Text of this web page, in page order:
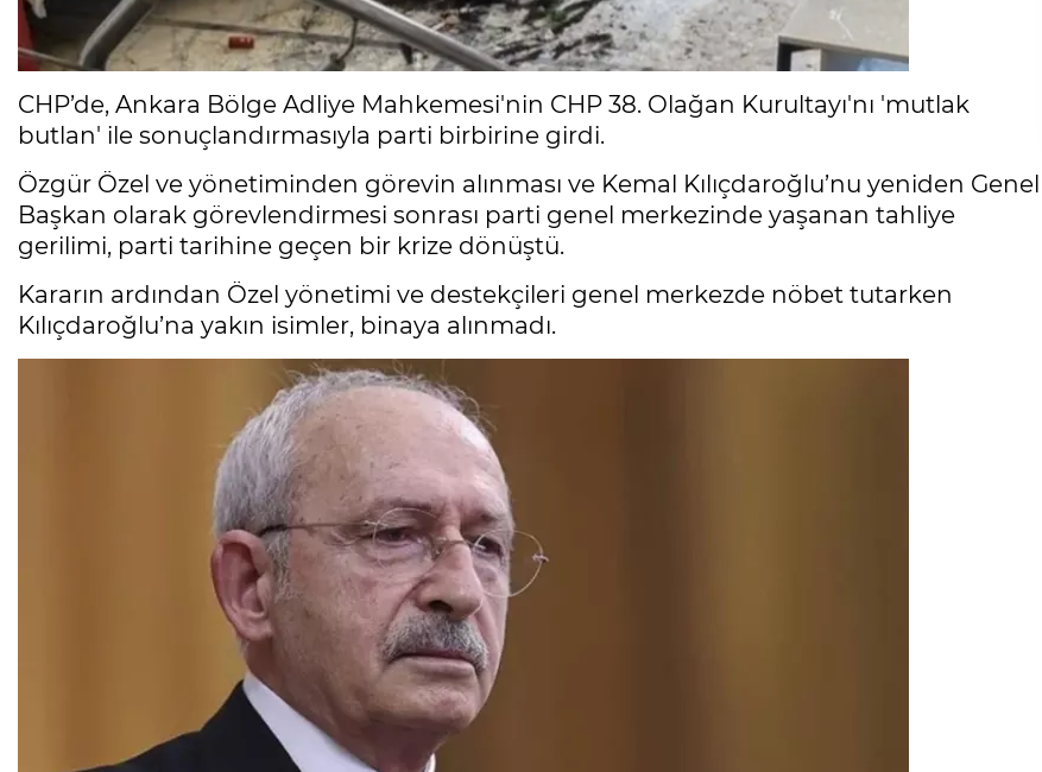
CHP’de, Ankara Bölge Adliye Mahkemesi'nin CHP 38. Olağan Kurultayı'nı 'mutlak
butlan' ile sonuçlandırmasıyla parti birbirine girdi.
Özgür Özel ve yönetiminden görevin alınması ve Kemal Kılıçdaroğlu’nu yeniden Genel
Başkan olarak görevlendirmesi sonrası parti genel merkezinde yaşanan tahliye
gerilimi, parti tarihine geçen bir krize dönüştü.
Kararın ardından Özel yönetimi ve destekçileri genel merkezde nöbet tutarken
Kılıçdaroğlu’na yakın isimler, binaya alınmadı.